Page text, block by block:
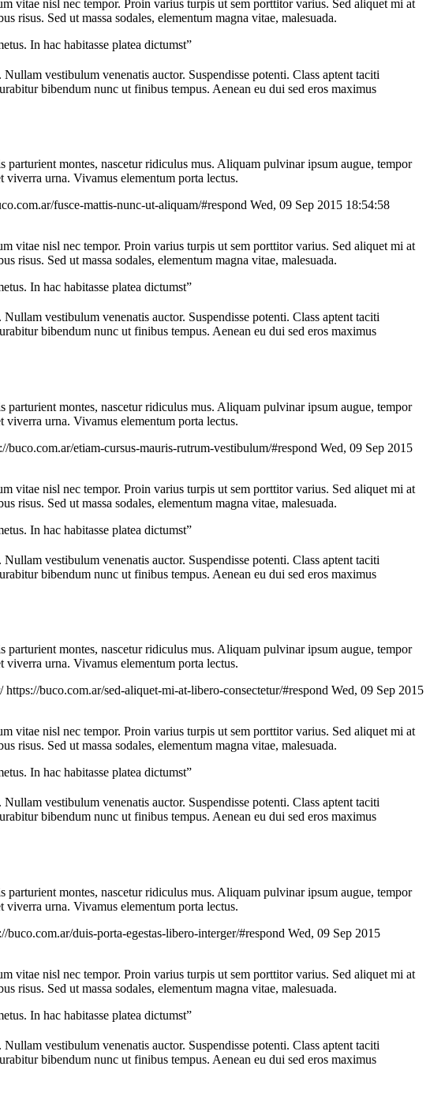
vitae nisl nec tempor. Proin varius turpis ut sem porttitor varius. Sed aliquet mi at
risus. Sed ut massa sodales, elementum magna vitae, malesuada.
In hac habitasse platea dictumst”
vestibulum venenatis auctor. Suspendisse potenti. Class aptent taciti
bibendum nunc ut finibus tempus. Aenean eu dui sed eros maximus
montes, nascetur ridiculus mus. Aliquam pulvinar ipsum augue, tempor
urna. Vivamus elementum porta lectus.
fusce-mattis-nunc-ut-aliquam/#respond Wed, 09 Sep 2015 18:54:58
vitae nisl nec tempor. Proin varius turpis ut sem porttitor varius. Sed aliquet mi at
risus. Sed ut massa sodales, elementum magna vitae, malesuada.
In hac habitasse platea dictumst”
vestibulum venenatis auctor. Suspendisse potenti. Class aptent taciti
bibendum nunc ut finibus tempus. Aenean eu dui sed eros maximus
montes, nascetur ridiculus mus. Aliquam pulvinar ipsum augue, tempor
urna. Vivamus elementum porta lectus.
buco.com.ar/etiam-cursus-mauris-rutrum-vestibulum/#respond Wed, 09 Sep 2015
vitae nisl nec tempor. Proin varius turpis ut sem porttitor varius. Sed aliquet mi at
risus. Sed ut massa sodales, elementum magna vitae, malesuada.
In hac habitasse platea dictumst”
vestibulum venenatis auctor. Suspendisse potenti. Class aptent taciti
bibendum nunc ut finibus tempus. Aenean eu dui sed eros maximus
montes, nascetur ridiculus mus. Aliquam pulvinar ipsum augue, tempor
urna. Vivamus elementum porta lectus.
https://buco.com.ar/sed-aliquet-mi-at-libero-consectetur/#respond Wed, 09 Sep 2015
vitae nisl nec tempor. Proin varius turpis ut sem porttitor varius. Sed aliquet mi at
risus. Sed ut massa sodales, elementum magna vitae, malesuada.
In hac habitasse platea dictumst”
vestibulum venenatis auctor. Suspendisse potenti. Class aptent taciti
bibendum nunc ut finibus tempus. Aenean eu dui sed eros maximus
montes, nascetur ridiculus mus. Aliquam pulvinar ipsum augue, tempor
urna. Vivamus elementum porta lectus.
buco.com.ar/duis-porta-egestas-libero-interger/#respond Wed, 09 Sep 2015
vitae nisl nec tempor. Proin varius turpis ut sem porttitor varius. Sed aliquet mi at
risus. Sed ut massa sodales, elementum magna vitae, malesuada.
In hac habitasse platea dictumst”
vestibulum venenatis auctor. Suspendisse potenti. Class aptent taciti
bibendum nunc ut finibus tempus. Aenean eu dui sed eros maximus